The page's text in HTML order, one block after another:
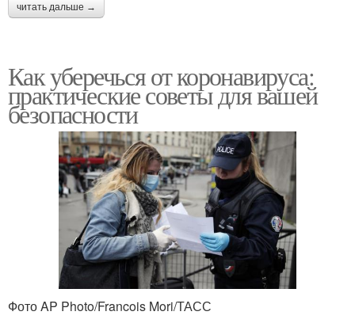
читать дальше →
Как уберечься от коронавируса:
практические советы для вашей
безопасности
Фото AP Photo/Francois Mori/ТАСС